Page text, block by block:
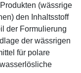
(wässrige
den Inhaltsstoff
der Formulierung
der wässrigen
für polare